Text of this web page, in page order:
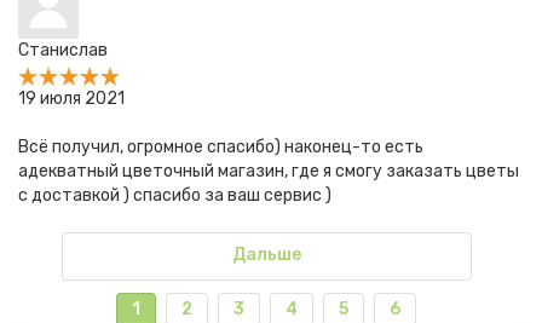
Станислав
19 июля 2021
Всё получил, огромное спасибо) наконец-то есть
адекватный цветочный магазин, где я смогу заказать цветы
с доставкой ) спасибо за ваш сервис )
Дальше
1 2 3 4 5 6